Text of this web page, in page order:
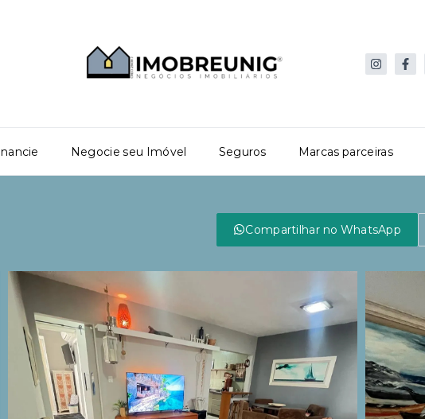
Negocie seu Imóvel Seguros Marcas parceiras
Compartilhar no WhatsApp